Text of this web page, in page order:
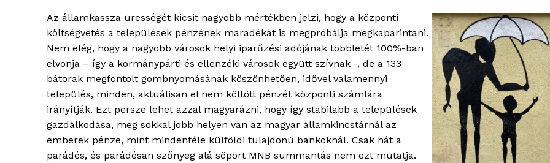
blogSZOLNOK
szubjektív
élményportál
Hasznos
bSZ fiók
Előfizetés
Az államkassza ürességét kicsit nagyobb mértékben jelzi, hogy a központi
költségvetés a települések pénzének maradékát is megpróbálja megkaparintani.
Nem elég, hogy a nagyobb városok helyi iparűzési adójának többletét 100%-ban
elvonja – így a kormánypárti és ellenzéki városok együtt szívnak -, de a 133
bátorak megfontolt gombnyomásának köszönhetően, idővel valamennyi
település, minden, aktuálisan el nem költött pénzét központi számlára
irányítják. Ezt persze lehet azzal magyarázni, hogy így stabilabb a települések
gazdálkodása, meg sokkal jobb helyen van az magyar államkincstárnál az
emberek pénze, mint mindenféle külföldi tulajdonú bankoknál. Csak hát a
parádés, és parádésan szőnyeg alá söpört MNB summantás nem ezt mutatja.